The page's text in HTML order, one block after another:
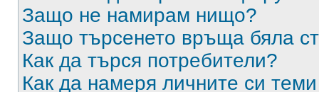
Защо не намирам нищо?
Защо търсенето връща бяла
Как да търся потребители?
Как да намеря личните си